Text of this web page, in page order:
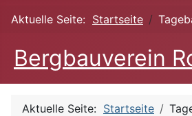
Aktuelle Seite: Startseite
Bergbauverein
Aktuelle Seite: Startseite